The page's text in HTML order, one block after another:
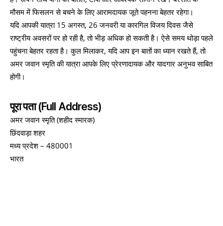
मौसम में फिसलन से बचने के लिए आरामदायक जूते पहनना बेहतर रहेगा।
यदि आपकी यात्रा 15 अगस्त, 26 जनवरी या कारगिल विजय दिवस जैसे
राष्ट्रीय अवसरों पर हो रही है, तो भीड़ अधिक हो सकती है। ऐसे समय थोड़ा पहले
पहुंचना बेहतर रहता है। कुल मिलाकर, यदि आप इन बातों का ध्यान रखते हैं, तो
अमर जवान स्मृति की यात्रा आपके लिए प्रेरणादायक और यादगार अनुभव साबित
होगी।
पूरा पता (Full Address)
अमर जवान स्मृति (शहीद स्मारक)
छिंदवाड़ा शहर
मध्य प्रदेश – 480001
भारत